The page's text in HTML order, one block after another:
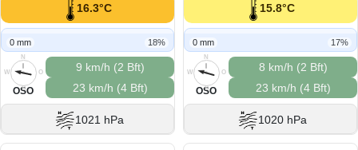
16.3°C
0 mm 18%
N
O
S
W
OSO
9 km/h (2 Bft)
23 km/h (4 Bft)
1021 hPa
15.8°C
0 mm 17%
N
O
S
W
OSO
8 km/h (2 Bft)
23 km/h (4 Bft)
1020 hPa